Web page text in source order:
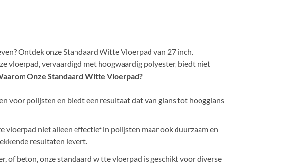
Ontdek onze Standaard Witte Vloerpad van 27 inch,
vloerpad, vervaardigd met hoogwaardig polyester, biedt niet
Onze Standaard Witte Vloerpad?
voor polijsten en biedt een resultaat dat van glans tot hoogglans
vloerpad niet alleen effectief in polijsten maar ook duurzaam en
resultaten levert.
of beton, onze standaard witte vloerpad is geschikt voor diverse